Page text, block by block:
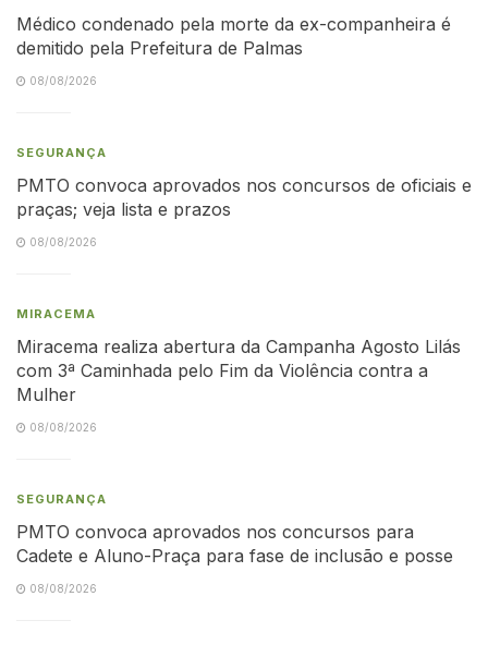
Médico condenado pela morte da ex-companheira é
demitido pela Prefeitura de Palmas
08/08/2026
SEGURANÇA
PMTO convoca aprovados nos concursos de oficiais e
praças; veja lista e prazos
08/08/2026
MIRACEMA
Miracema realiza abertura da Campanha Agosto Lilás
com 3ª Caminhada pelo Fim da Violência contra a
Mulher
08/08/2026
SEGURANÇA
PMTO convoca aprovados nos concursos para
Cadete e Aluno-Praça para fase de inclusão e posse
08/08/2026